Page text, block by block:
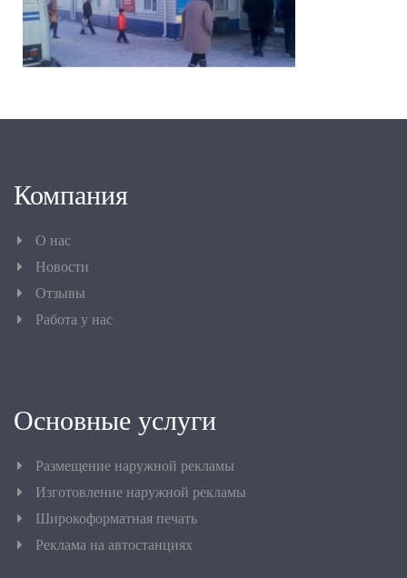
Компания
О нас
Новости
Отзывы
Работа у нас
Основные услуги
Размещение наружной рекламы
Изготовление наружной рекламы
Широкоформатная печать
Реклама на автостанциях